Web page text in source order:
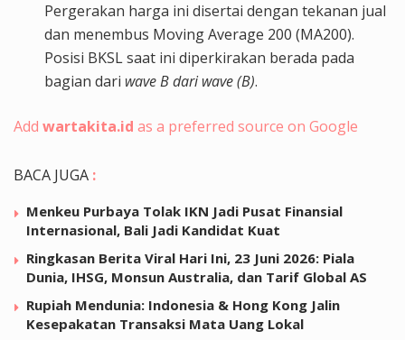
Pergerakan harga ini disertai dengan tekanan jual
dan menembus Moving Average 200 (MA200).
Posisi BKSL saat ini diperkirakan berada pada
bagian dari wave B dari wave (B).
Add wartakita.id as a preferred source on Google
BACA JUGA :
Menkeu Purbaya Tolak IKN Jadi Pusat Finansial
Internasional, Bali Jadi Kandidat Kuat
Ringkasan Berita Viral Hari Ini, 23 Juni 2026: Piala
Dunia, IHSG, Monsun Australia, dan Tarif Global AS
Rupiah Mendunia: Indonesia & Hong Kong Jalin
Kesepakatan Transaksi Mata Uang Lokal